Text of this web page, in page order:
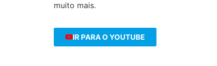
muito mais.
IR PARA O YOUTUBE